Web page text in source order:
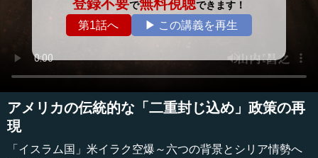
登録不要で無料視聴できます！
第1話へ ▶ この講義を再生
アメリカの伝統的な「二重封じ込め」政策の再
現
「イスラム国」米イラク空爆～六つの背景とシリア情勢へ